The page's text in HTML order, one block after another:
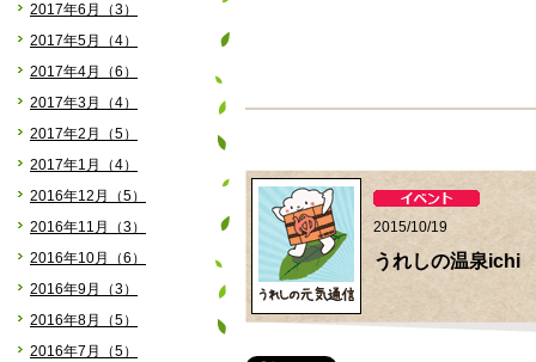
2017年6月（3）
2017年5月（4）
2017年4月（6）
2017年3月（4）
2017年2月（5）
2017年1月（4）
2016年12月（5）
2016年11月（3）
2016年10月（6）
2016年9月（3）
2016年8月（5）
2016年7月（5）
2015/10/19
うれしの温泉ichi